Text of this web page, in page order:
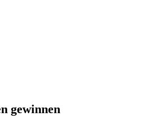
gewinnen